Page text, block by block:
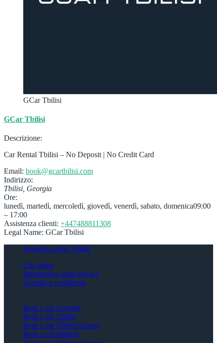
GCar Tbilisi
GCar Tbilisi
Descrizione:
Car Rental Tbilisi – No Deposit | No Credit Card
Email: book@gcartbilisi.com
Indirizzo:
Tbilisi Georgia
Ore:
lunedì, martedì, mercoledì, giovedì, venerdì, sabato, domenica09:00
– 17:00
Assistenza clienti: +447488811308
Legal Name: GCar Tbilisi
Noleggio Auto Tbilisi
Chi siamo
Informativa sulla privacy
Termini e condizioni
Rent a car Georgia
Rent a car Tbilisi
Rent a car Tbilisi Airport
Rent a car Batumi